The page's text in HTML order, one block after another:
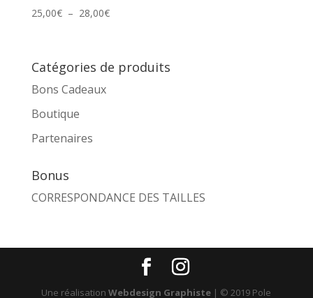
25,00€ – 28,00€Plage
à
Catégories de produits
Bons Cadeaux
Boutique
Partenaires
Bonus
CORRESPONDANCE DES TAILLES
Une réalisationWebdesign Graphiste | © 2019 Pole